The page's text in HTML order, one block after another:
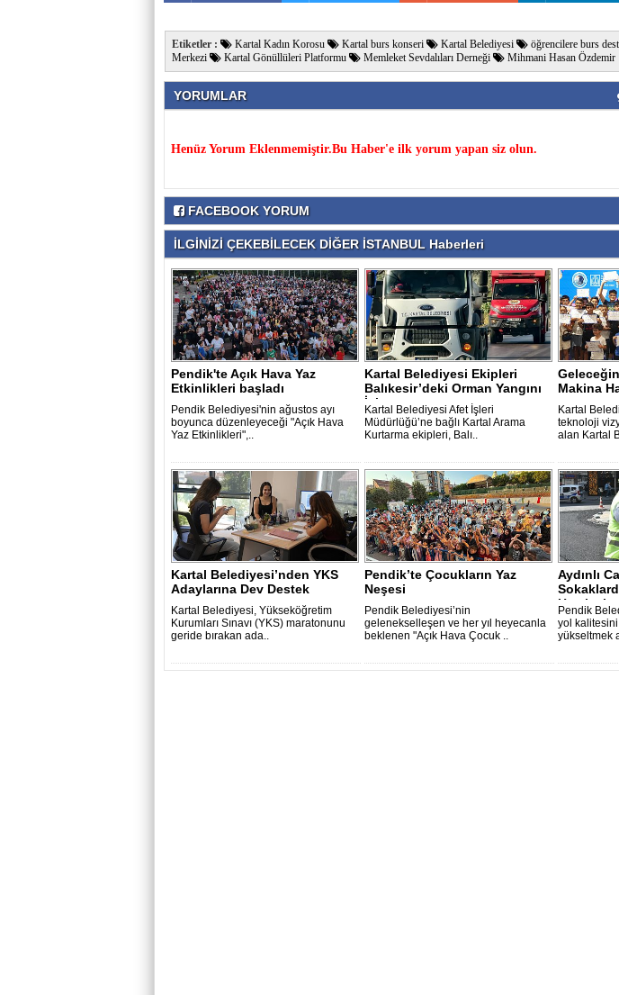
Etiketler : Kartal Kadın Korosu Kartal burs konseri Kartal Belediyesi öğrencilere burs
Merkezi
Kartal Gönüllüleri Platformu Memleket Sevdalıları Derneği Mihmani Hasan Özdemir
YORUMLAR
Henüz Yorum Eklenmemiştir.Bu Haber'e ilk yorum yapan siz olun.
FACEBOOK YORUM
İLGİNİZİ ÇEKEBİLECEK DİĞER İSTANBUL Haberleri
Pendik'te Açık Hava Yaz
Etkinlikleri başladı
Pendik Belediyesi'nin ağustos ayı
boyunca düzenleyeceği "Açık Hava
Yaz Etkinlikleri",..
Kartal Belediyesi Ekipleri
Balıkesir’deki Orman Yangını
İçin..
Kartal Belediyesi Afet İşleri
Müdürlüğü’ne bağlı Kartal Arama
Kurtarma ekipleri, Balı..
Makina
Kartal
teknoloji
alan Kartal
Kartal Belediyesi’nden YKS
Adaylarına Dev Destek
Kartal Belediyesi, Yükseköğretim
Kurumları Sınavı (YKS) maratonunu
geride bırakan ada..
Pendik’te Çocukların Yaz
Neşesi
Pendik Belediyesi’nin
gelenekselleşen ve her yıl heyecanla
beklenen "Açık Hava Çocuk ..
Aydınlı
Hamlesi
Pendik
yol
yükseltmek